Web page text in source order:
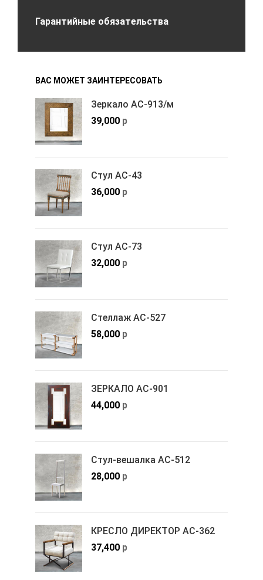
Гарантийные обязательства
ВАС МОЖЕТ ЗАИНТЕРЕСОВАТЬ
Зеркало АС-913/м
39,000 р
Стул АС-43
36,000 р
Стул АС-73
32,000 р
Стеллаж АС-527
58,000 р
ЗЕРКАЛО АС-901
44,000 р
Стул-вешалка АС-512
28,000 р
КРЕСЛО ДИРЕКТОР АС-362
37,400 р